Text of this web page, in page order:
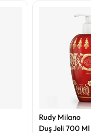
Rudy Milano
Duş Jeli 700